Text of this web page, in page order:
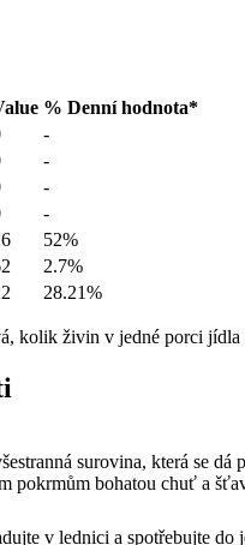
% Denní hodnota*
-
-
-
-
52%
2.7%
28.21%
kolik živin v jedné porci jídla
surovina, která se
pokrmům bohatou chuť a
v lednici a spotřebujte